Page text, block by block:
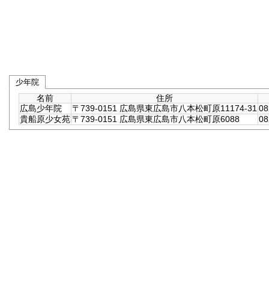
少年院
名前
住所
広島少年院
〒739-0151 広島県東広島市八本松町原11174-31
貴船原少女苑 〒739-0151 広島県東広島市八本松町原6088